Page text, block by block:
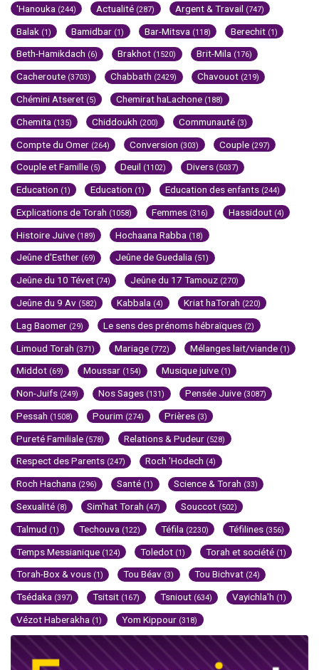
'Hanouka (244) Actualité (287) Argent & Travail (747)
Balak (1) Bamidbar (1) Bar-Mitsva (118) Berechit (1)
Beth-Hamikdach (6) Brakhot (1520) Brit-Mila (176)
Cacheroute (3703) Chabbath (2429) Chavouot (219)
Chémini Atseret (5) Chemirat haLachone (188)
Chemita (135) Chiddoukh (200) Communauté (3)
Compte du Omer (264) Conversion (303) Couple (297)
Couple et Famille (5) Deuil (1102) Divers (5037)
Education (1) Education (1) Education des enfants (244)
Explications de Torah (1058) Femmes (316) Hassidout (4)
Histoire Juive (189) Hochaana Rabba (18)
Jeûne d'Esther (69) Jeûne de Guedalia (51)
Jeûne du 10 Tévet (74) Jeûne du 17 Tamouz (270)
Jeûne du 9 Av (582) Kabbala (4) Kriat haTorah (220)
Lag Baomer (29) Le sens des prénoms hébraïques (2)
Limoud Torah (371) Mariage (772) Mélanges lait/viande (1)
Middot (69) Moussar (154) Musique juive (1)
Non-Juifs (249) Nos Sages (131) Pensée Juive (3087)
Pessah (1508) Pourim (274) Prières (3)
Pureté Familiale (578) Relations & Pudeur (528)
Respect des Parents (247) Roch 'Hodech (4)
Roch Hachana (296) Santé (1) Science & Torah (33)
Sexualité (8) Sim'hat Torah (47) Souccot (502)
Talmud (1) Techouva (122) Téfila (2230) Téfilines (356)
Temps Messianique (124) Toledot (1) Torah et société (1)
Torah-Box & vous (1) Tou Béav (3) Tou Bichvat (24)
Tsédaka (397) Tsitsit (167) Tsniout (634) Vayichla'h (1)
Vézot Haberakha (1) Yom Kippour (318)